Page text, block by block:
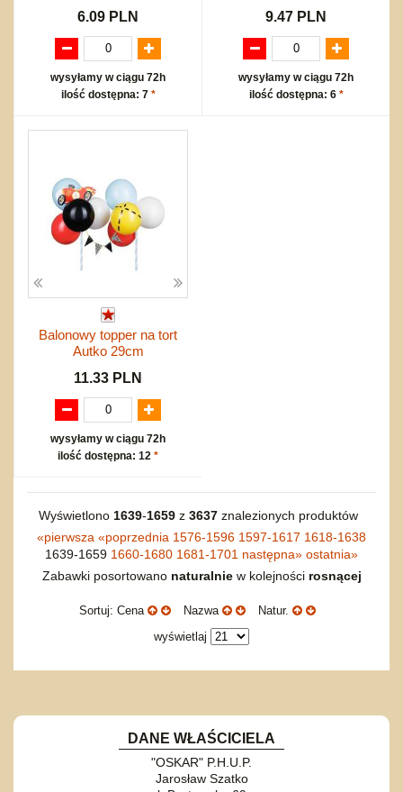
6.09 PLN
wysyłamy w ciągu 72h
ilość dostępna: 7 *
9.47 PLN
wysyłamy w ciągu 72h
ilość dostępna: 6 *
Balonowy topper na tort
Autko 29cm
11.33 PLN
wysyłamy w ciągu 72h
ilość dostępna: 12 *
Wyświetlono 1639-1659z 3637znalezionych produktów
«pierwsza «poprzednia 1576-1596 1597-1617 1618-1638
1639-1659 1660-1680 1681-1701 następna» ostatnia»
Zabawki posortowano naturalniew kolejności rosnącej
Sortuj: Cena Nazwa
Natur.
wyświetlaj
DANE WŁAŚCICIELA
"OSKAR" P.H.U.P.
Jarosław Szatko